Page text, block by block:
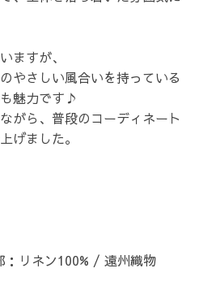
ますが、
やさしい風合いを持っている
魅力です♪
がら、普段のコーディネート
げました。
：リネン100% / 遠州織物